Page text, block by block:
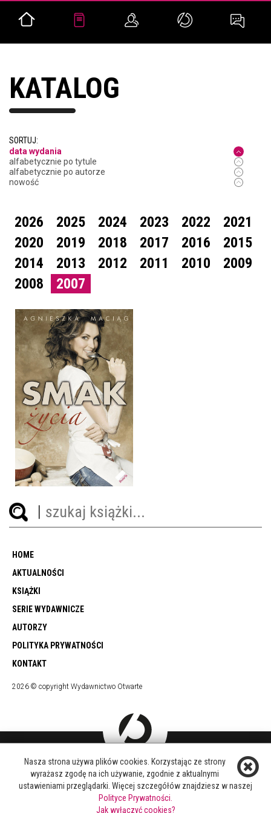
KATALOG
SORTUJ:
data wydania
alfabetycznie po tytule
alfabetycznie po autorze
nowość
2026 2025 2024 2023 2022
2021
2020
2019 2018 2017 2016
2015
2014
2013 2012 2011 2010
2009
2008
2007
SMAK ŻYCIA
AGNIESZKA MACIĄG
OPRAWA MIĘKKA
49,00 ZŁ
HOME
AKTUALNOŚCI
KSIĄŻKI
SERIE WYDAWNICZE
AUTORZY
POLITYKA PRYWATNOŚCI
KONTAKT
2026 © copyright Wydawnictwo Otwarte
DOŁĄCZ DO NAS
FACEBOOK
TWITTER
Nasza strona używa plików cookies. Korzystając ze strony
wyrażasz zgodę na ich używanie, zgodnie z aktualnymi
ustawieniami przeglądarki. Więcej szczegółów znajdziesz w naszej
Polityce Prywatności.
Jak wyłączyć cookies?